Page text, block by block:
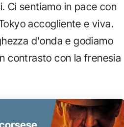
Ci sentiamo in pace con
accogliente e viva.
d'onda e godiamo
contrasto con la frenesia